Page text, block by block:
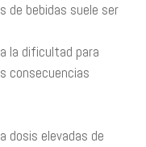
de bebidas suele ser
la dificultad para
consecuencias
dosis elevadas de